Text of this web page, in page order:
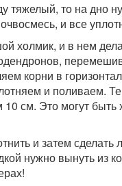
тяжелый, то на дно
и все
холмик, и в нем
корни в
и поливаем.
см. Это могут быть
и затем сделать
нужно вынуть из